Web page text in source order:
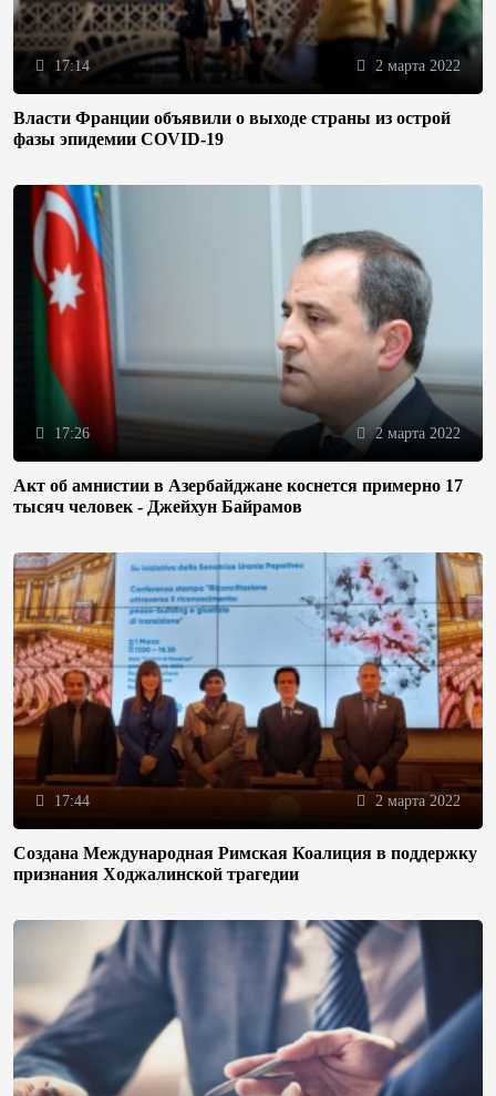
17:14 2 марта 2022
Власти Франции объявили о выходе страны из острой
фазы эпидемии COVID-19
17:26 2 марта 2022
Акт об амнистии в Азербайджане коснется примерно 17
тысяч человек - Джейхун Байрамов
17:44 2 марта 2022
Создана Международная Римская Коалиция в поддержку
признания Ходжалинской трагедии